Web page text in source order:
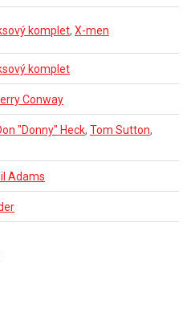
komplet, X-men
komplet
Conway
"Donny" Heck, Tom Sutton,
Adams